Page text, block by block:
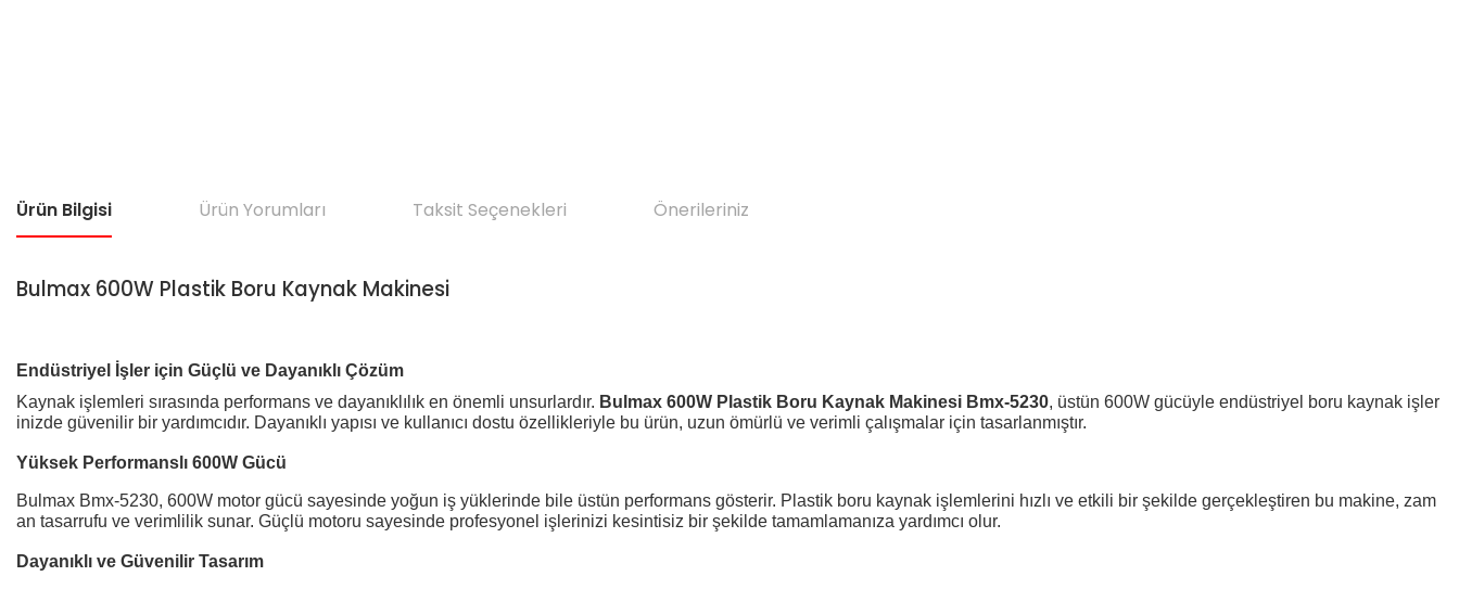
Ürün Bilgisi Ürün Yorumları Taksit Seçenekleri Önerileriniz
Bulmax 600W Plastik Boru Kaynak Makinesi
Endüstriyel İşler için Güçlü ve Dayanıklı Çözüm
Kaynak işlemleri sırasında performans ve dayanıklılık en önemli unsurlardır. Bulmax 600W Plastik Boru Kaynak Makinesi Bmx-5230, üstün 600W gücüyle endüstriyel boru kaynak işler
inizde güvenilir bir yardımcıdır. Dayanıklı yapısı ve kullanıcı dostu özellikleriyle bu ürün, uzun ömürlü ve verimli çalışmalar için tasarlanmıştır.
Yüksek Performanslı 600W Gücü
Bulmax Bmx-5230, 600W motor gücü sayesinde yoğun iş yüklerinde bile üstün performans gösterir. Plastik boru kaynak işlemlerini hızlı ve etkili bir şekilde gerçekleştiren bu makine, zam
an tasarrufu ve verimlilik sunar. Güçlü motoru sayesinde profesyonel işlerinizi kesintisiz bir şekilde tamamlamanıza yardımcı olur.
Dayanıklı ve Güvenilir Tasarım